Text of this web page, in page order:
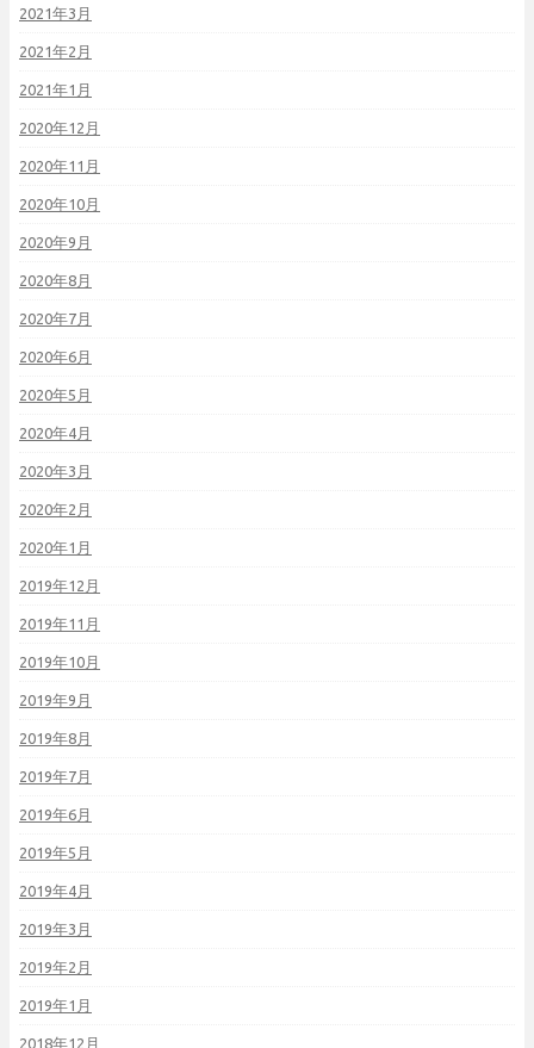
2021年3月
2021年2月
2021年1月
2020年12月
2020年11月
2020年10月
2020年9月
2020年8月
2020年7月
2020年6月
2020年5月
2020年4月
2020年3月
2020年2月
2020年1月
2019年12月
2019年11月
2019年10月
2019年9月
2019年8月
2019年7月
2019年6月
2019年5月
2019年4月
2019年3月
2019年2月
2019年1月
2018年12月